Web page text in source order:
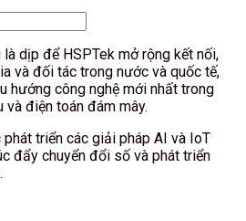
dịp để HSPTek mở rộng kết nối,
và đối tác trong nước và quốc tế,
hướng công nghệ mới nhất trong
điện toán đám mây.
triển các giải pháp AI và IoT
đẩy chuyển đổi số và phát triển